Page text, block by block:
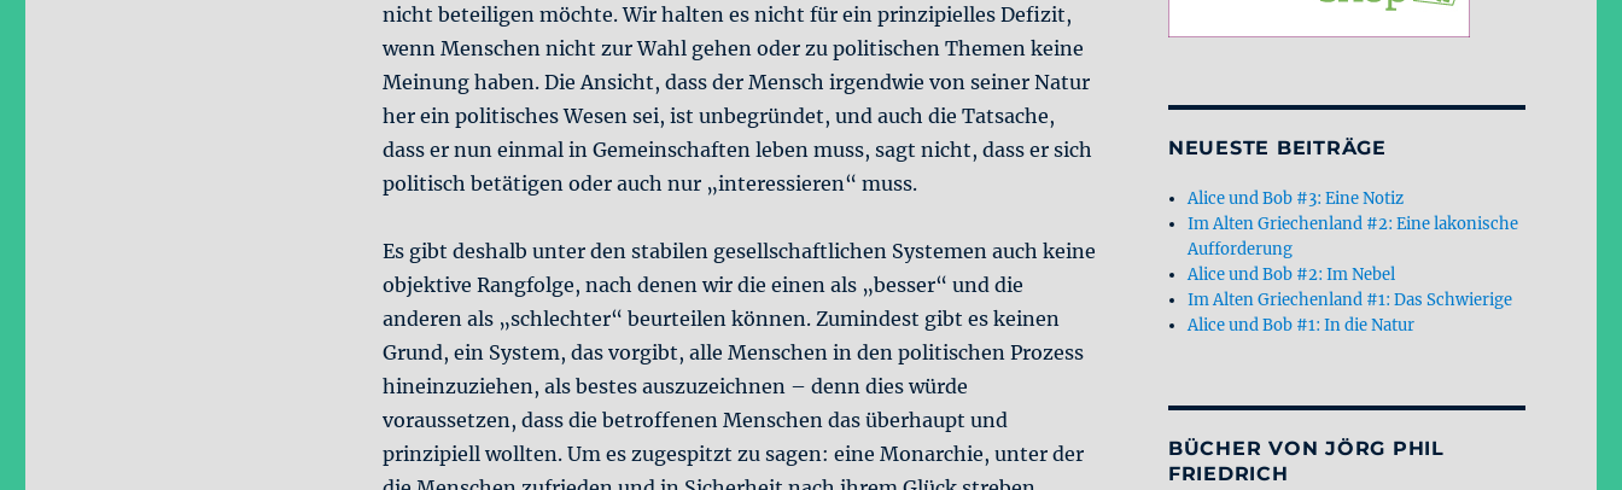
nicht beteiligen möchte. Wir halten es nicht für ein prinzipielles Defizit,
wenn Menschen nicht zur Wahl gehen oder zu politischen Themen keine
Meinung haben. Die Ansicht, dass der Mensch irgendwie von seiner Natur
her ein politisches Wesen sei, ist unbegründet, und auch die Tatsache,
dass er nun einmal in Gemeinschaften leben muss, sagt nicht, dass er sich
politisch betätigen oder auch nur „interessieren“ muss.
Es gibt deshalb unter den stabilen gesellschaftlichen Systemen auch keine
objektive Rangfolge, nach denen wir die einen als „besser“ und die
anderen als „schlechter“ beurteilen können. Zumindest gibt es keinen
Grund, ein System, das vorgibt, alle Menschen in den politischen Prozess
hineinzuziehen, als bestes auszuzeichnen – denn dies würde
voraussetzen, dass die betroffenen Menschen das überhaupt und
prinzipiell wollten. Um es zugespitzt zu sagen: eine Monarchie, unter der
NEUESTE BEITRÄGE
Alice und Bob #3: Eine Notiz
Im Alten Griechenland #2: Eine lakonische
Aufforderung
Alice und Bob #2: Im Nebel
Im Alten Griechenland #1: Das Schwierige
Alice und Bob #1: In die Natur
BÜCHER VON JÖRG PHIL
FRIEDRICH